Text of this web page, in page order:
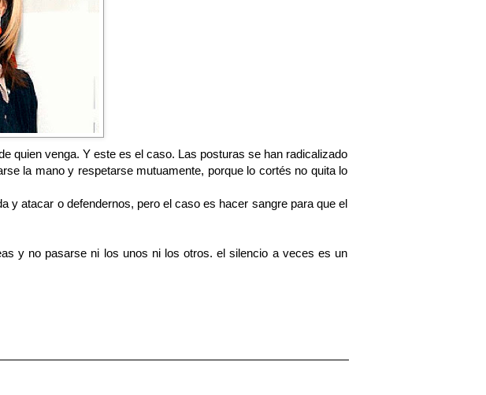
quien venga. Y este es el caso. Las posturas se han radicalizado
la mano y respetarse mutuamente, porque lo cortés no quita lo
y atacar o defendernos, pero el caso es hacer sangre para que el
y no pasarse ni los unos ni los otros. el silencio a veces es un